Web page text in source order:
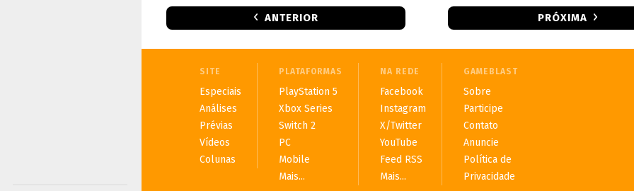
ANTERIOR PRÓXIMA
SITE
Especiais
Análises
Prévias
Vídeos
Colunas
PLATAFORMAS
PlayStation 5
Xbox Series
Switch 2
PC
Mobile
Mais...
NA REDE
Facebook
Instagram
X/Twitter
YouTube
Feed RSS
Mais...
GAMEBLAST
Sobre
Participe
Contato
Anuncie
Política de
Privacidade